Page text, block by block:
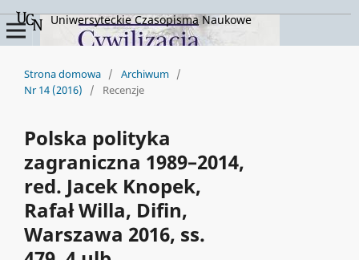
Uniwersyteckie Czasopisma Naukowe
Strona domowa / Archiwum /
Nr 14 (2016)
/ Recenzje
Polska polityka
zagraniczna 1989–2014,
red. Jacek Knopek,
Rafał Willa, Difin,
Warszawa 2016, ss.